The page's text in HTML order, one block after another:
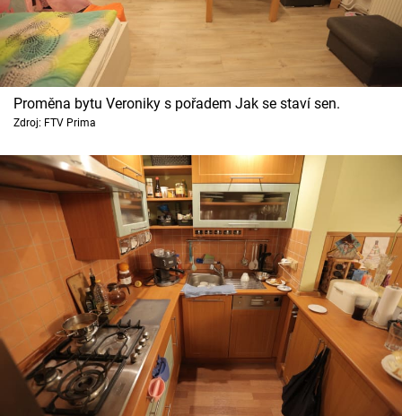
Proměna bytu Veroniky s pořadem Jak se staví sen.
Zdroj: FTV Prima